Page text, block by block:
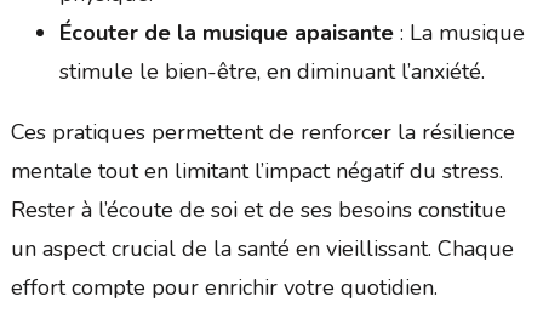
Écouter de la musique apaisante: La musique
stimule le bien-être, en diminuant l’anxiété.
Ces pratiques permettent de renforcer la résilience
mentale tout en limitant l’impact négatif du stress.
Rester à l’écoute de soi et de ses besoins constitue
un aspect crucial de la santé en vieillissant. Chaque
effort compte pour enrichir votre quotidien.